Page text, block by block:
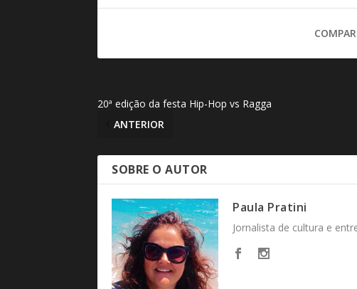
20ª edição da festa Hip-Hop vs Ragga
ANTERIOR
SOBRE O AUTOR
Paula Pratini
Jornalista de cultura e